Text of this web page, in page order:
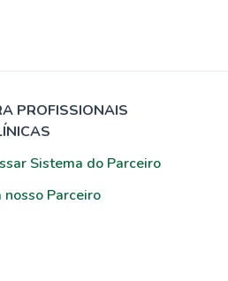
PROFISSIONAIS
Sistema do Parceiro
nosso Parceiro